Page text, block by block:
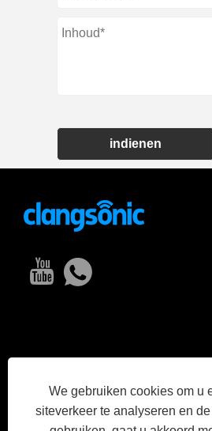
indienen
We gebruiken cookies om u
siteverkeer te analyseren en